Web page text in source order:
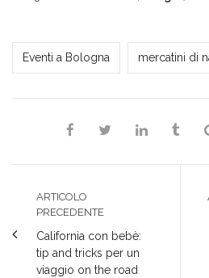
Milena Marchioni
Eventi a Bologna
mercatini di
ARTICOLO
PRECEDENTE
California con bebè:
tip and tricks per un
viaggio on the road